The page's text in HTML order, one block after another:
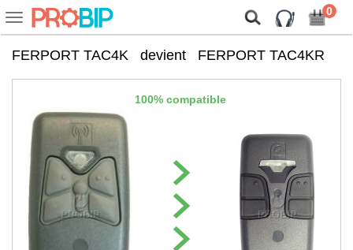
Voir
ou
cacher
navigation
0
FERPORT TAC4K devient FERPORT TAC4KR
100% compatible
On vous présente nos cookies !